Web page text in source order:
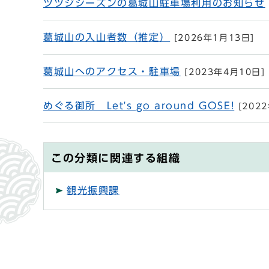
ツツジシーズンの葛城山駐車場利用のお知らせ
葛城山の入山者数（推定） [2026年1月13日]
葛城山へのアクセス・駐車場 [2023年4月10日]
めぐる御所 Let's go around GOSE! [2022
この分類に関連する組織
観光振興課